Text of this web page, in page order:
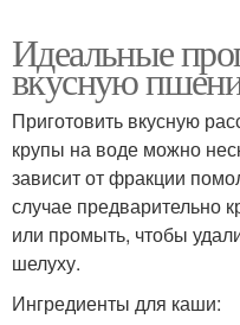
Идеальные
вкусную
Приготовить вкусную
крупы на воде можно
зависит от фракции
случае предварительно
или промыть, чтобы
шелуху.
Ингредиенты для каши: